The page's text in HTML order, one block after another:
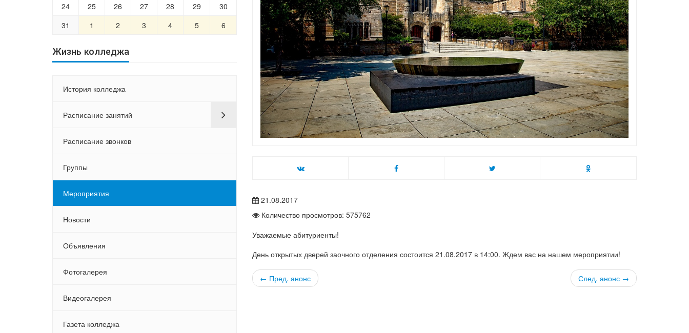
24
25 26 27 28 29
30
31
1 2 3 4 5 6
Жизнь колледжа
История колледжа
Расписание занятий
Расписание звонков
Группы
Мероприятия
Новости
Объявления
Фотогалерея
Видеогалерея
Газета колледжа
21.08.2017
Количество просмотров: 575762
Уважаемые абитуриенты!
День открытых дверей заочного отделения состоится 21.08.2017 в 14:00. Ждем вас на нашем мероприятии!
← Пред. анонс След. анонс →